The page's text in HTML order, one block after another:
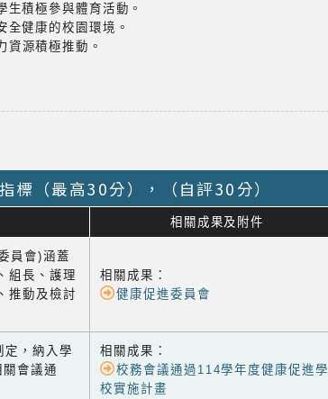
積極參與體育活動。
健康的校園環境。
資源積極推動。
標（最高30分），（自評30分）
相關成果及附件
員會)涵蓋
組長、護理
推動及檢討
相關成果：
健康促進委員會
，納入學
會議通
相關成果：
校務會議通過114學年度健康促進學
校實施計畫